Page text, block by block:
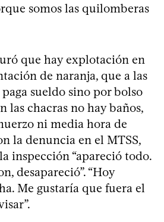
somos las quilomberas
que hay explotación en
de naranja, que a las
sueldo sino por bolso
las chacras no hay baños,
ni media hora de
la denuncia en el MTSS,
inspección “apareció todo.
desapareció”. “Hoy
Me gustaría que fuera el